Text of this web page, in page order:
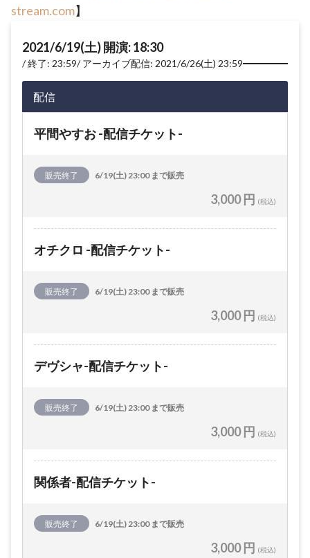
stream.com】
2021/6/19(土) 開演: 18:30
終了: 23:59 アーカイブ配信: 2021/6/26(土) 23:59
配信
平間やすお -配信チケット-
販売終了 6/19(土) 23:00 まで販売
3,000 円 (税込)
オチクロ -配信チケット-
販売終了 6/19(土) 23:00 まで販売
3,000 円 (税込)
デヴシャ-配信チケット-
販売終了 6/19(土) 23:00 まで販売
3,000 円 (税込)
関係者-配信チケット-
販売終了 6/19(土) 23:00 まで販売
3,000 円 (税込)